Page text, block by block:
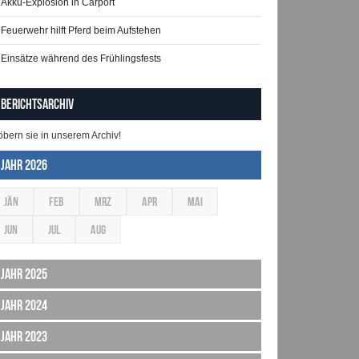
Akku-Explosion in Carport
Feuerwehr hilft Pferd beim Aufstehen
Einsätze während des Frühlingsfests
Berichtsarchiv
sie in unserem Archiv!
Jahr 2026
JÄN FEB MRZ APR MAI
JUN JUL AUG
Jahr 2025
Jahr 2024
Jahr 2023